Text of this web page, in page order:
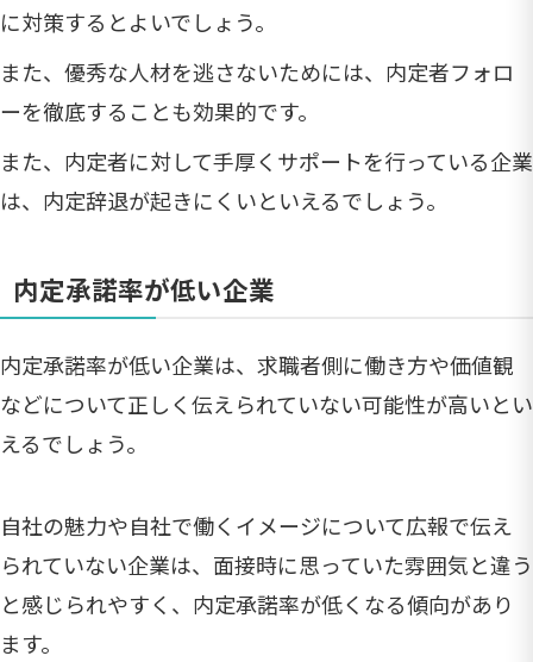
に対策するとよいでしょう。
また、優秀な人材を逃さないためには、内定者フォロ
ーを徹底することも効果的です。
また、内定者に対して手厚くサポートを行っている企業
は、内定辞退が起きにくいといえるでしょう。
内定承諾率が低い企業
内定承諾率が低い企業は、求職者側に働き方や価値観
などについて正しく伝えられていない可能性が高いとい
えるでしょう。
自社の魅力や自社で働くイメージについて広報で伝え
られていない企業は、面接時に思っていた雰囲気と違う
と感じられやすく、内定承諾率が低くなる傾向があり
ます。